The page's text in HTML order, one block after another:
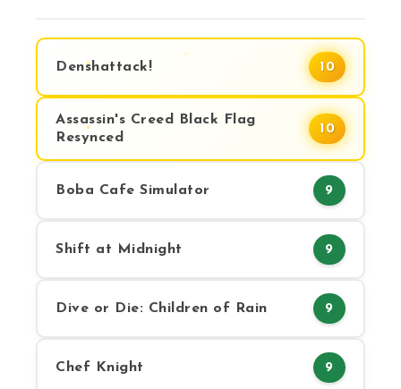
Denshattack! 10
Assassin's Creed Black Flag
Resynced
10
Boba Cafe Simulator 9
Shift at Midnight 9
Dive or Die: Children of Rain 9
Chef Knight 9